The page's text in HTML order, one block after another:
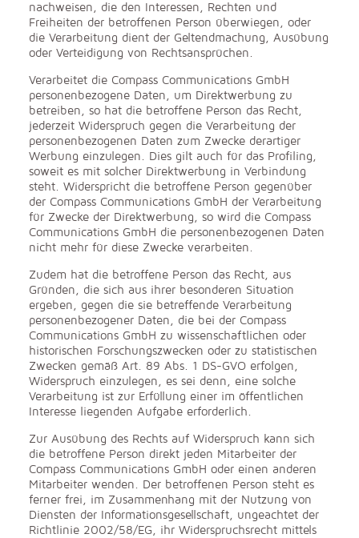
nachweisen, die den Interessen, Rechten und
Freiheiten der betroffenen Person überwiegen, oder
die Verarbeitung dient der Geltendmachung, Ausübung
oder Verteidigung von Rechtsansprüchen.
Verarbeitet die Compass Communications GmbH
personenbezogene Daten, um Direktwerbung zu
betreiben, so hat die betroffene Person das Recht,
jederzeit Widerspruch gegen die Verarbeitung der
personenbezogenen Daten zum Zwecke derartiger
Werbung einzulegen. Dies gilt auch für das Profiling,
soweit es mit solcher Direktwerbung in Verbindung
steht. Widerspricht die betroffene Person gegenüber
der Compass Communications GmbH der Verarbeitung
für Zwecke der Direktwerbung, so wird die Compass
Communications GmbH die personenbezogenen Daten
nicht mehr für diese Zwecke verarbeiten.
Zudem hat die betroffene Person das Recht, aus
Gründen, die sich aus ihrer besonderen Situation
ergeben, gegen die sie betreffende Verarbeitung
personenbezogener Daten, die bei der Compass
Communications GmbH zu wissenschaftlichen oder
historischen Forschungszwecken oder zu statistischen
Zwecken gemäß Art. 89 Abs. 1 DS-GVO erfolgen,
Widerspruch einzulegen, es sei denn, eine solche
Verarbeitung ist zur Erfüllung einer im öffentlichen
Interesse liegenden Aufgabe erforderlich.
Zur Ausübung des Rechts auf Widerspruch kann sich
die betroffene Person direkt jeden Mitarbeiter der
Compass Communications GmbH oder einen anderen
Mitarbeiter wenden. Der betroffenen Person steht es
ferner frei, im Zusammenhang mit der Nutzung von
Diensten der Informationsgesellschaft, ungeachtet der
Richtlinie 2002/58/EG, ihr Widerspruchsrecht mittels